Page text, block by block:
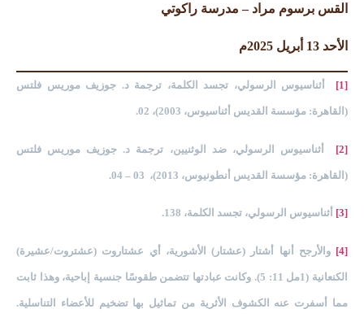
القس برسوم مراد – مدرسة راكوتي
الأحد 13 أبريل 2025م
أثناسيوس الرسولي، تجسد الكلمة، ترجمة د. جوزيف موريس فلتس
(القاهرة: مؤسسة القديس أثناسيوس، 2003)، 02.
أثناسيوس الرسولي، ضد الوثنيين، ترجمة د. جوزيف موريس فلتس
(القاهرة: مؤسسة القديس أنطونيوس، 2013)، 03 – 04.
أثناسيوس الرسولي، تجسد الكلمة، 138.
والأرجح أنها أشتار (عشتار) الأشورية، أي عشتاروت (عشتروت/عشيرة)
الكنعانية (1مل 11: 5). وكانت عبادتها تتضمن طقوسًا جنسية إباحية، وهذا ثابت
مما أسفرت عنه الكشوف الأثرية من تماثيل بها تضخيم للأعضاء التناسلية.